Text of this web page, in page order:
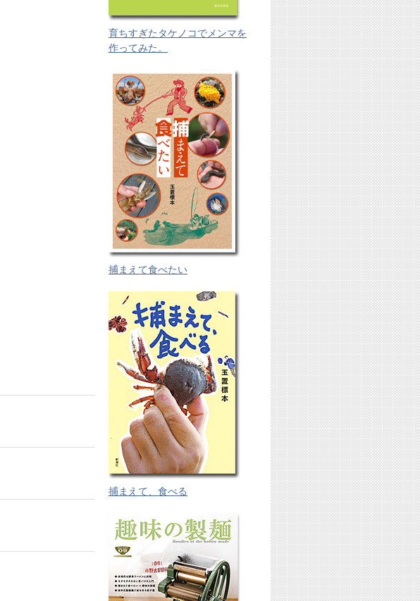
育ちすぎたタケノコでメンマを
作ってみた。
捕まえて食べたい
捕まえて、食べる